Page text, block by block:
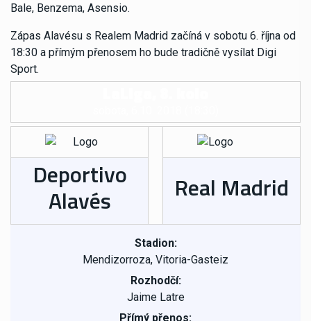
Bale, Benzema, Asensio.
Zápas Alavésu s Realem Madrid začíná v sobotu 6. října od
18:30 a přímým přenosem ho bude tradičně vysílat Digi
Sport.
Deportivo
Alavés Real Madrid
Stadion:
Mendizorroza, Vitoria-Gasteiz
Rozhodčí:
Jaime Latre
Přímý přenos: